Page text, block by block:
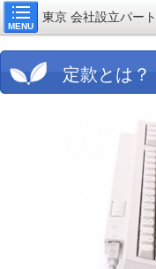
MENU
東京 会社設立パー
定款とは？